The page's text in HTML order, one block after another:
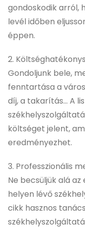
gondoskodik arról,
levél időben
éppen.
2.
Gondoljunk bele,
fenntartása a
díj, a takarítás... A
költséget jelent,
eredményezhet.
3. Professzionális
Ne becsüljük alá
helyen lévő
cikk hasznos